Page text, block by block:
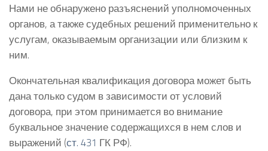
Нами не обнаружено разъяснений уполномоченных
органов, а также судебных решений применительно к
услугам, оказываемым организации или близким к
ним.
Окончательная квалификация договора может быть
дана только судом в зависимости от условий
договора, при этом принимается во внимание
буквальное значение содержащихся в нем слов и
выражений (ст. 431 ГК РФ).